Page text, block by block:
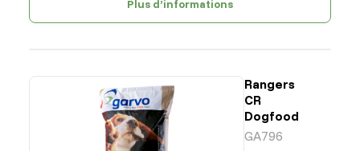
Plus d’informations
Rangers
CR
Dogfood
GA796